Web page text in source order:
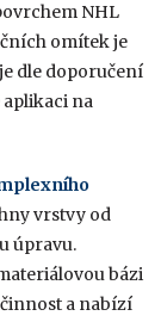
NHL
omítek je
dle doporučení
na
vrstvy od
úpravu.
bázi
a nabízí